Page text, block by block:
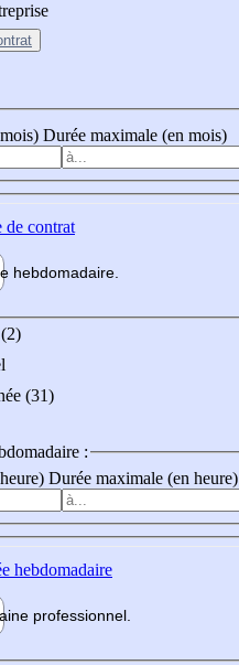
Durée maximale (en mois)
contrat
hebdomadaire
(31)
:
Durée maximale (en heure)
hebdomadaire
professionnel